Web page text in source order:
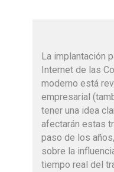
La implantación
Internet de las
moderno está
empresarial
tener una idea
afectarán estas
paso de los
sobre la
tiempo real del